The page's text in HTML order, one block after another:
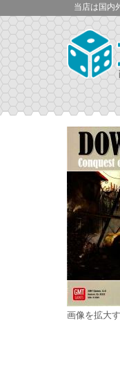
当店は国内
画像を拡大